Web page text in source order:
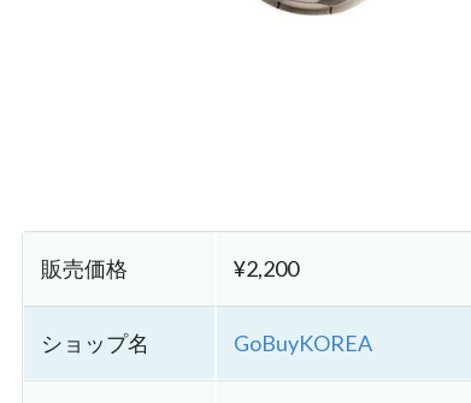
販売価格 ¥2,200
ショップ名 GoBuyKOREA